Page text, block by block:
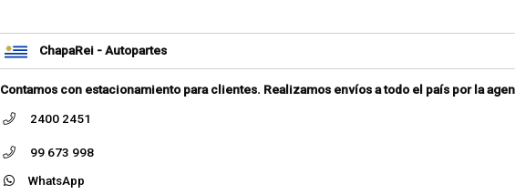
ChapaRei - Autopartes
Contamos con estacionamiento para clientes. Realizamos envíos a todo el país por la
2400 2451
99 673 998
WhatsApp